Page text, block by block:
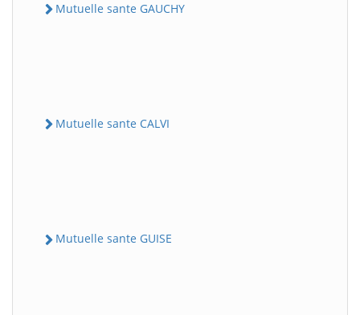
Mutuelle sante GAUCHY
Mutuelle sante CALVI
Mutuelle sante GUISE